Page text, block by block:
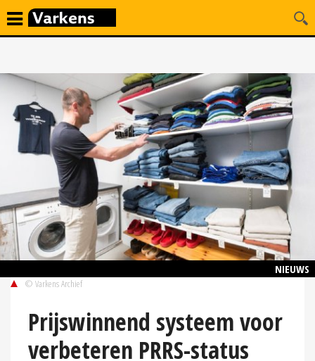
NIEUWS
© Varkens Archief
Prijswinnend systeem voor
verbeteren PRRS-status